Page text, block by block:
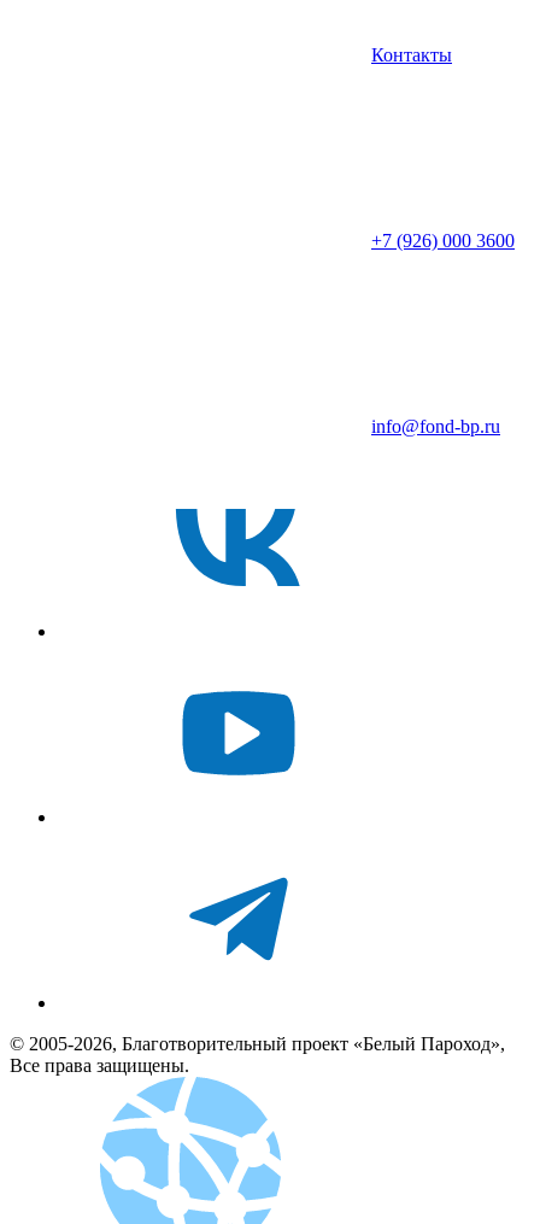
Контакты
+7 (926) 000 3600
info@fond-bp.ru
© 2005-2026, Благотворительный проект «Белый Пароход»,
Все права защищены.